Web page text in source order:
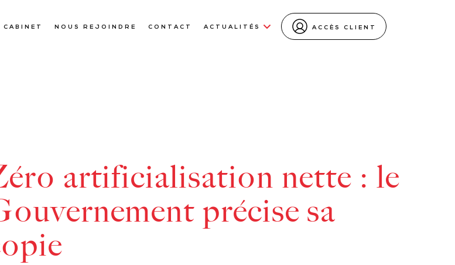
CABINET NOUS REJOINDRE CONTACT ACTUALITÉS ACCÈS CLIENT
artificialisation nette : le
précise sa